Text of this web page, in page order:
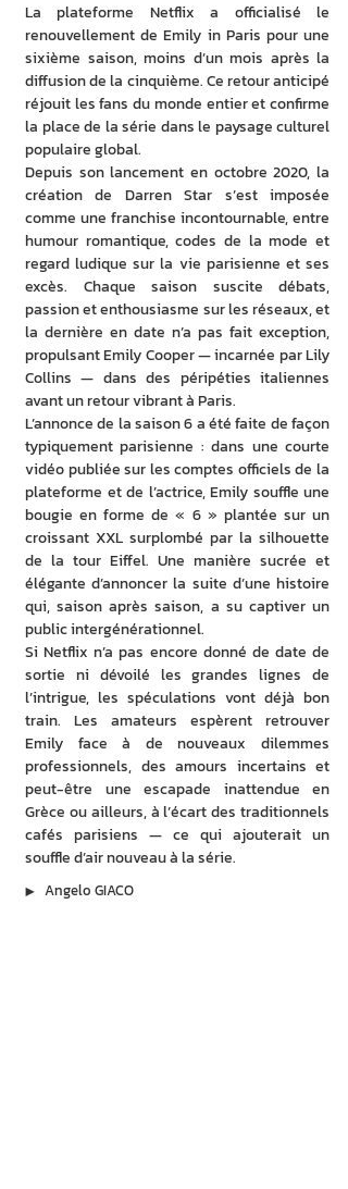
La plateforme Netflix a officialisé le
renouvellement de Emily in Paris pour une
sixième saison, moins d’un mois après la
diffusion de la cinquième. Ce retour anticipé
réjouit les fans du monde entier et confirme
la place de la série dans le paysage culturel
populaire global.
Depuis son lancement en octobre 2020, la
création de Darren Star s’est imposée
comme une franchise incontournable, entre
humour romantique, codes de la mode et
regard ludique sur la vie parisienne et ses
excès. Chaque saison suscite débats,
passion et enthousiasme sur les réseaux, et
la dernière en date n’a pas fait exception,
propulsant Emily Cooper — incarnée par Lily
Collins — dans des péripéties italiennes
avant un retour vibrant à Paris.
L’annonce de la saison 6 a été faite de façon
typiquement parisienne : dans une courte
vidéo publiée sur les comptes officiels de la
plateforme et de l’actrice, Emily souffle une
bougie en forme de « 6 » plantée sur un
croissant XXL surplombé par la silhouette
de la tour Eiffel. Une manière sucrée et
élégante d’annoncer la suite d’une histoire
qui, saison après saison, a su captiver un
public intergénérationnel.
Si Netflix n’a pas encore donné de date de
sortie ni dévoilé les grandes lignes de
l’intrigue, les spéculations vont déjà bon
train. Les amateurs espèrent retrouver
Emily face à de nouveaux dilemmes
professionnels, des amours incertains et
peut-être une escapade inattendue en
Grèce ou ailleurs, à l’écart des traditionnels
cafés parisiens — ce qui ajouterait un
souffle d’air nouveau à la série.
▶︎ Angelo GIACO